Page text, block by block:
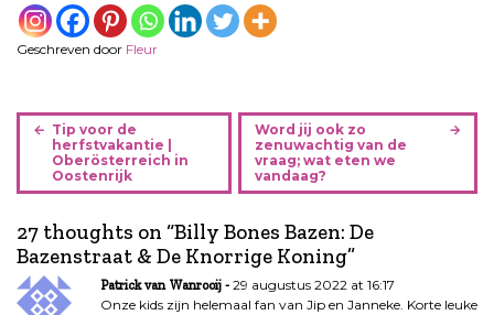
Geschreven door Fleur
B
i
h
t
n
Tip voor de
herfstvakantie |
Oberösterreich in
Oostenrijk
Word jij ook zo
zenuwachtig van de
vraag; wat eten we
vandaag?
27 thoughts on “Billy Bones Bazen: De
Bazenstraat & De Knorrige Koning”
Patrick van Wanrooij
29 augustus 2022 at 16:17
Onze kids zijn helemaal fan van Jip en Janneke. Korte leuke